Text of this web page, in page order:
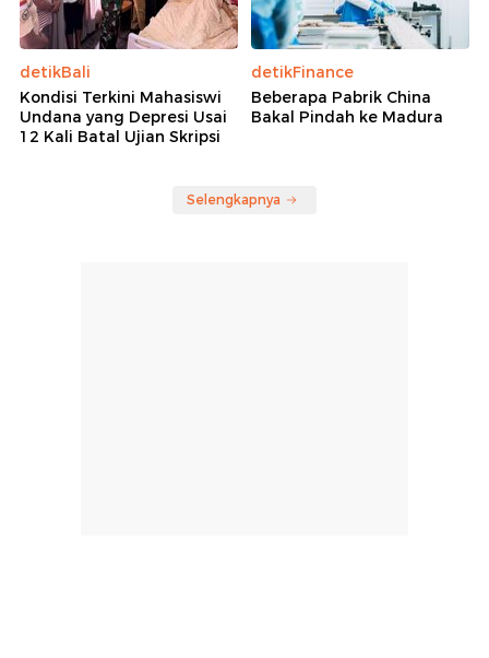
detikBali
Kondisi Terkini Mahasiswi
Undana yang Depresi Usai
12 Kali Batal Ujian Skripsi
detikFinance
Beberapa Pabrik China
Bakal Pindah ke Madura
Selengkapnya